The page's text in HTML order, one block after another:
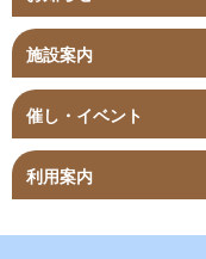
施設案内
催し・イベント
利用案内